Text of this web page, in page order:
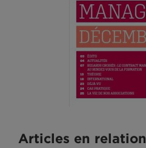
Articles en relation